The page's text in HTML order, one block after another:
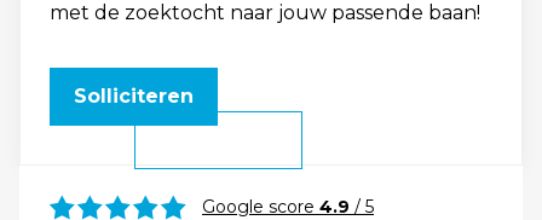
met de zoektocht naar jouw passende baan!
Solliciteren
Google score 4.9 / 5